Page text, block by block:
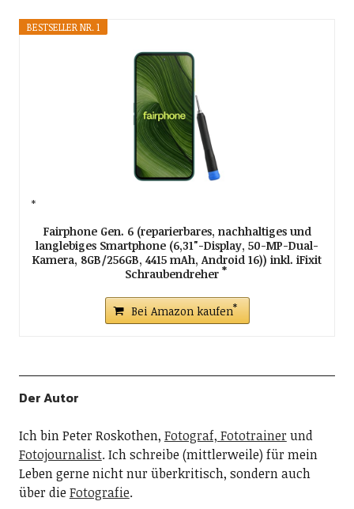
BESTSELLER NR. 1
Fairphone Gen. 6 (reparierbares, nachhaltiges und
langlebiges Smartphone (6,31"-Display, 50-MP-Dual-
Kamera, 8GB/256GB, 4415 mAh, Android 16)) inkl. iFixit
Schraubendreher
Bei Amazon kaufen
Der Autor
Ich bin Peter Roskothen, Fotograf, Fototrainer und
Fotojournalist. Ich schreibe (mittlerweile) für mein
Leben gerne nicht nur überkritisch, sondern auch
über dieFotografie.